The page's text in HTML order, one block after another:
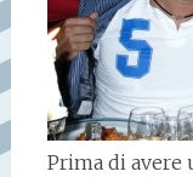
Prima di avere